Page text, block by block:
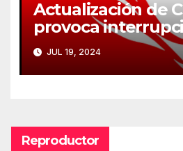
Actualización de
provoca
masivas en
JUL 19, 2024
Reproductor